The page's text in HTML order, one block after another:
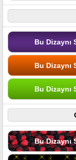
Bu Dizaynı
Bu Dizaynı
Bu Dizaynı
Bu Dizaynı